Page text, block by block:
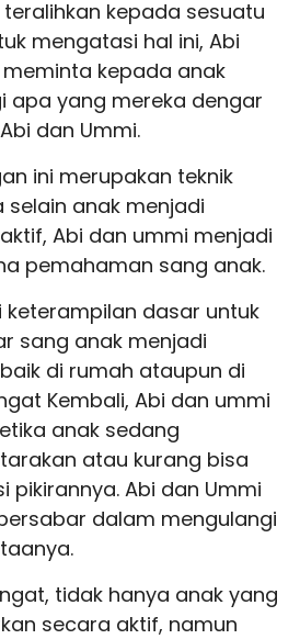
kepada sesuatu
mengatasi hal ini, Abi
kepada anak
apa yang mereka dengar
dan Ummi.
ini merupakan teknik
selain anak menjadi
Abi dan ummi menjadi
pemahaman sang anak.
keterampilan dasar untuk
sang anak menjadi
di rumah ataupun di
Kembali, Abi dan ummi
anak sedang
atau kurang bisa
pikirannya. Abi dan Ummi
dalam mengulangi
tidak hanya anak yang
secara aktif, namun